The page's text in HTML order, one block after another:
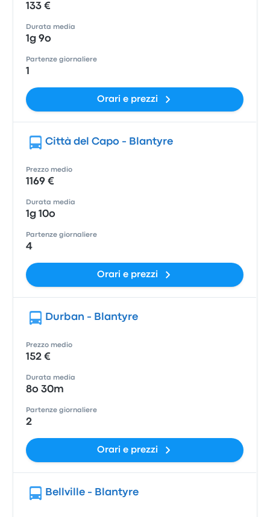
133 €
Durata media
1g 9o
Partenze giornaliere
1
Orari e prezzi
Città del Capo - Blantyre
Prezzo medio
1169 €
Durata media
1g 10o
Partenze giornaliere
4
Orari e prezzi
Durban - Blantyre
Prezzo medio
152 €
Durata media
8o 30m
Partenze giornaliere
2
Orari e prezzi
Bellville - Blantyre